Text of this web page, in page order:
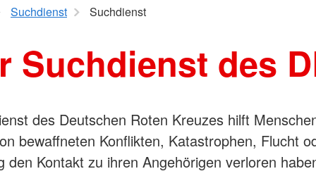
Suchdienst Suchdienst
Suchdienst des
des Deutschen Roten Kreuzes hilft
bewaffneten Konflikten, Katastrophen, Flucht
den Kontakt zu ihren Angehörigen verloren